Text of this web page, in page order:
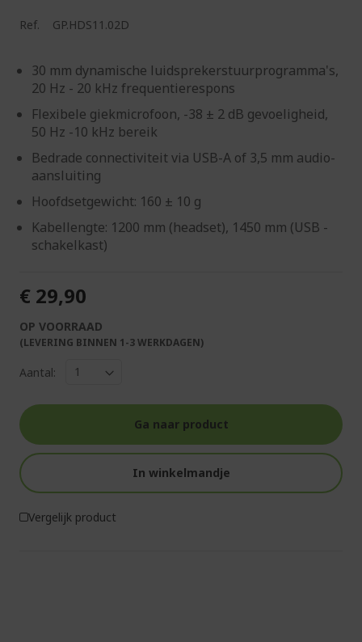
Ref. GP.HDS11.02D
30 mm dynamische luidsprekerstuurprogramma's,
20 Hz - 20 kHz frequentierespons
Flexibele giekmicrofoon, -38 ± 2 dB gevoeligheid,
50 Hz -10 kHz bereik
Bedrade connectiviteit via USB-A of 3,5 mm audio-
aansluiting
Hoofdsetgewicht: 160 ± 10 g
Kabellengte: 1200 mm (headset), 1450 mm (USB -
schakelkast)
€ 29,90
OP VOORRAAD
(LEVERING BINNEN 1-3 WERKDAGEN)
Aantal:
Ga naar product
In winkelmandje
Vergelijk product